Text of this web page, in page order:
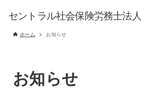
セントラル社会保険労務士法人
ホーム お知らせ
お知らせ